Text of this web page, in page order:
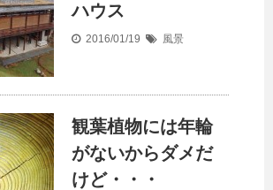
ハウス
2016/01/19 風景
観葉植物には年輪
がないからダメだ
けど・・・